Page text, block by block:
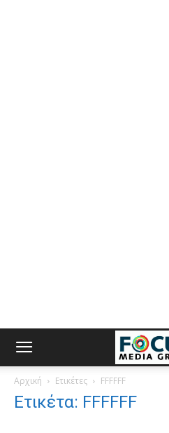
Αρχική Ετικέτες FFFFFF
Ετικέτα: FFFFFF